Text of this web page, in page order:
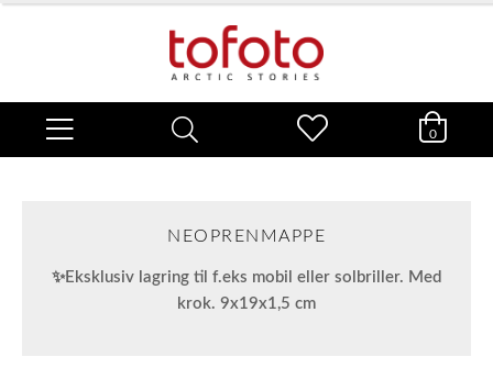
0
NEOPRENMAPPE
✨Eksklusiv lagring til f.eks mobil eller solbriller. Med
krok. 9x19x1,5 cm